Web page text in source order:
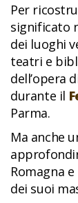
Per
significato
dei luoghi
teatri e
dell’opera
durante il
Parma.
Ma anche
Romagna
dei suoi